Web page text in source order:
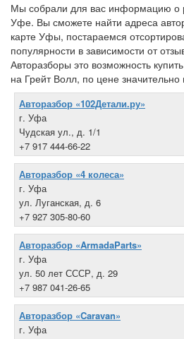
Мы собрали для вас информацию о
Уфе. Вы сможете найти адреса
карте Уфы, постараемся
популярности в зависимости от
Авторазборы это возможность
на Грейт Волл, по цене
Авторазбор «102Детали.ру»
г. Уфа
Чудская ул., д. 1/1
+7 917 444-66-22
Авторазбор «4 колеса»
г. Уфа
ул. Луганская, д. 6
+7 927 305-80-60
Авторазбор «ArmadaParts»
г. Уфа
ул. 50 лет СССР, д. 29
+7 987 041-26-65
Авторазбор «Caravan»
г. Уфа